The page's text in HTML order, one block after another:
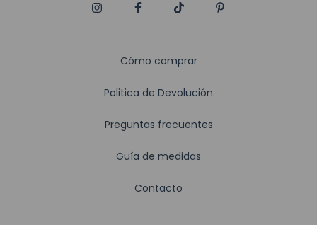
Cómo comprar
Politica de Devolución
Preguntas frecuentes
Guía de medidas
Contacto